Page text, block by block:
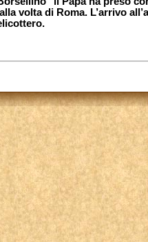
volta di Roma. L’arrivo